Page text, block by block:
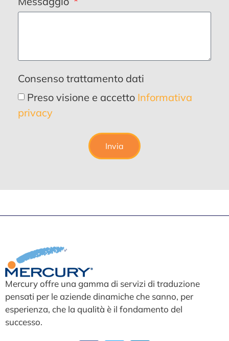
Consenso trattamento dati
Preso visione e accetto Informativa
privacy
Invia
Mercury offre una gamma di servizi di traduzione
pensati per le aziende dinamiche che sanno, per
esperienza, che la qualità è il fondamento del
successo.